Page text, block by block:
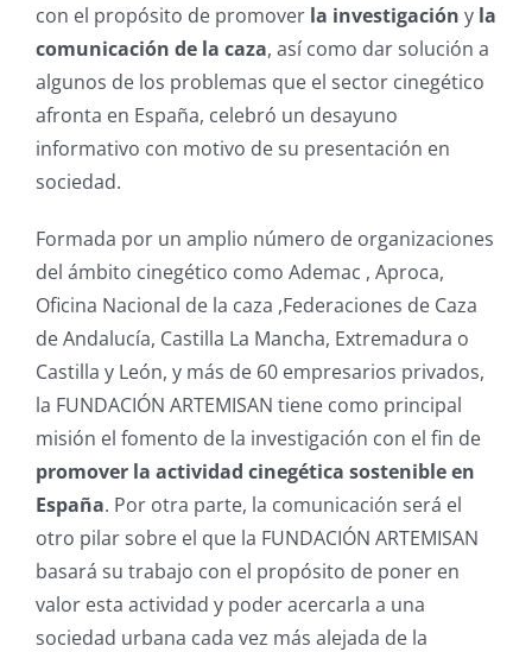
con el propósito de promover la investigación y la
comunicación de la caza, así como dar solución a
algunos de los problemas que el sector cinegético
afronta en España, celebró un desayuno
informativo con motivo de su presentación en
sociedad.
Formada por un amplio número de organizaciones
del ámbito cinegético como Ademac , Aproca,
Oficina Nacional de la caza ,Federaciones de Caza
de Andalucía, Castilla La Mancha, Extremadura o
Castilla y León, y más de 60 empresarios privados,
la FUNDACIÓN ARTEMISAN tiene como principal
misión el fomento de la investigación con el fin de
promover la actividad cinegética sostenible en
España. Por otra parte, la comunicación será el
otro pilar sobre el que la FUNDACIÓN ARTEMISAN
basará su trabajo con el propósito de poner en
valor esta actividad y poder acercarla a una
sociedad urbana cada vez más alejada de la